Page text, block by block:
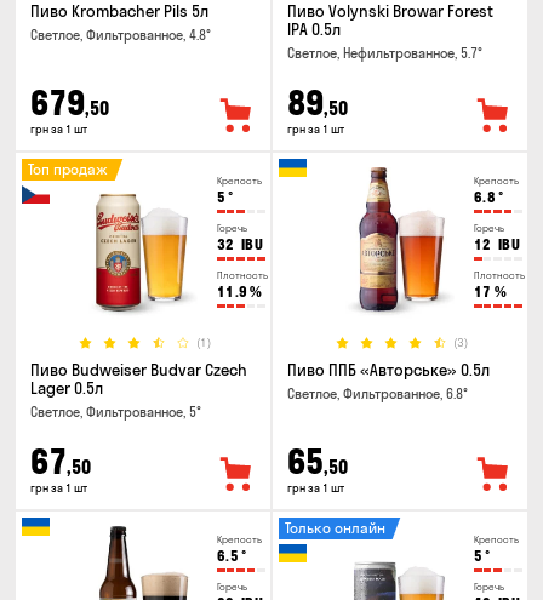
Пиво Krombacher Pils 5л
Светлое, Фильтрованное, 4.8°
679,50
грн за 1 шт
Пиво Volynski Browar Forest
IPA 0.5л
Светлое, Нефильтрованное, 5.7°
89,50
грн за 1 шт
Крепость
5 °
Горечь
32 IBU
Плотность
11.9 %
(1)
Топ продаж
Пиво Budweiser Budvar Czech
Lager 0.5л
Светлое, Фильтрованное, 5°
67,50
грн за 1 шт
Крепость
6.8 °
Горечь
12 IBU
Плотность
17 %
(3)
Пиво ППБ «Авторське» 0.5л
Светлое, Фильтрованное, 6.8°
65,50
грн за 1 шт
Крепость
6.5 °
Горечь
Крепость
5 °
Горечь
Только онлайн